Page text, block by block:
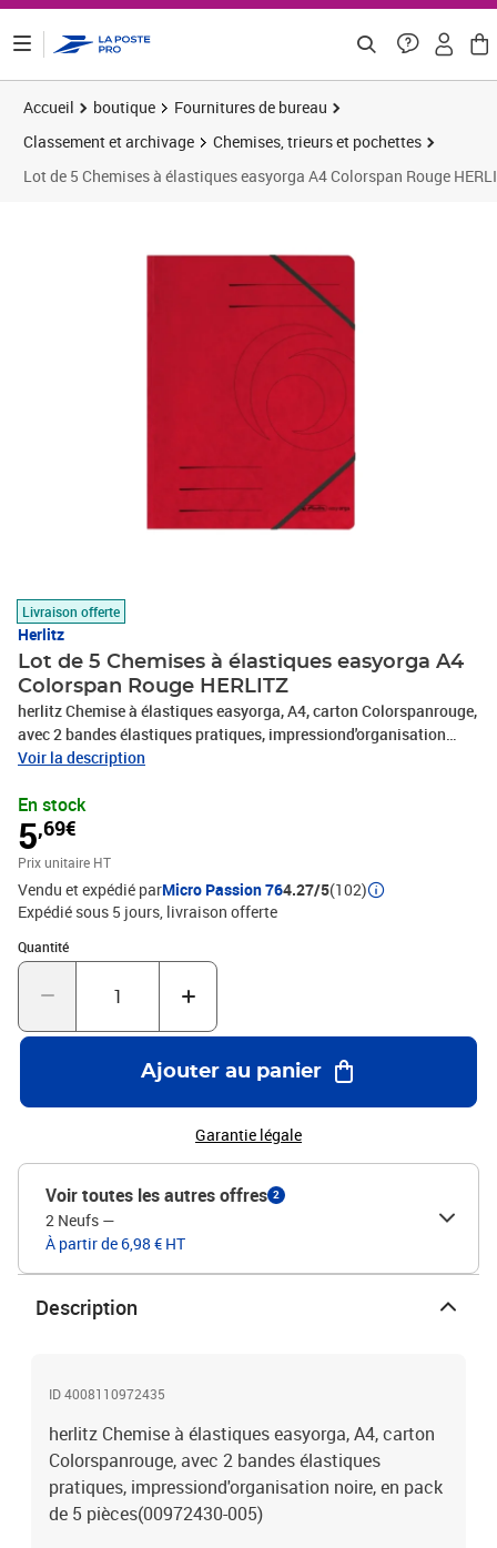
Accueil boutique
Fournitures de bureau
Classement et archivage
Chemises, trieurs et pochettes
Lot de 5 Chemises à élastiques easyorga A4 Colorspan Rouge
Livraison offerte
Herlitz
Lot de 5 Chemises à élastiques easyorga A4
Colorspan Rouge HERLITZ
herlitz Chemise à élastiques easyorga, A4, carton Colorspanrouge,
avec 2 bandes élastiques pratiques, impressiond'organisation
noire, en pack de 5 pièces(00972430-005)
Voir la description
En stock
5,69€
Prix unitaire HT
Vendu et expédié parMicro Passion 764.27/5(102)
Expédié sous 5 jours livraison offerte
Quantité
Quantité : 1
Ajouter au panier
Garantie légale
Voir toutes les autres offres 2
2 Neufs —
À partir de 6,98 € HT
Description
ID 4008110972435
herlitz Chemise à élastiques easyorga, A4, carton
Colorspanrouge, avec 2 bandes élastiques
pratiques, impressiond'organisation noire, en pack
de 5 pièces(00972430-005)